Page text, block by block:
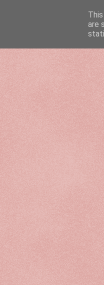
are